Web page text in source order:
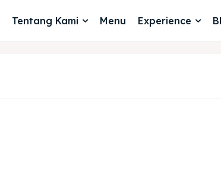
Tentang Kami Menu Experience